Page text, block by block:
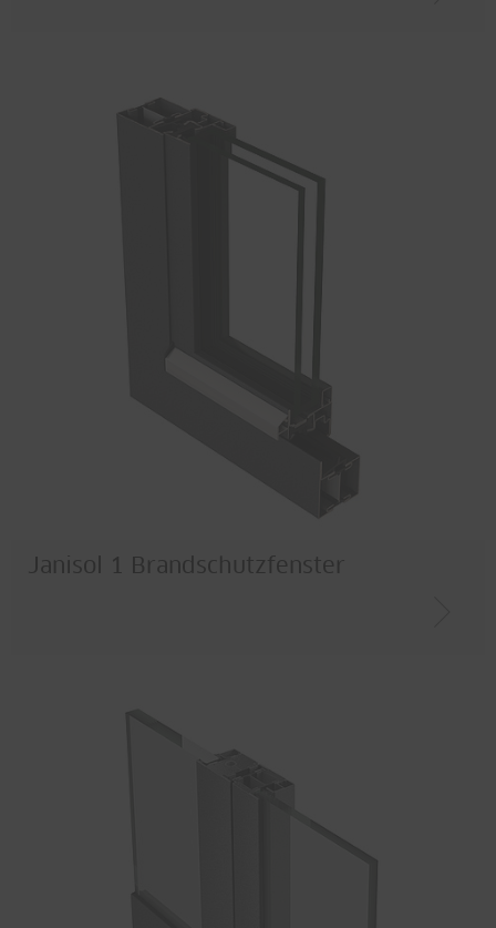
Janisol 1 Brandschutzfenster